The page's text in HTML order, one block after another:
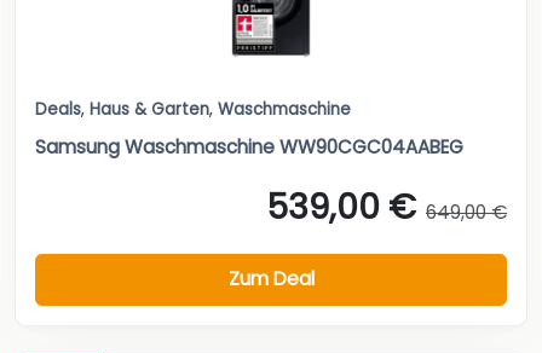
Deals, Haus & Garten, Waschmaschine
Samsung Waschmaschine WW90CGC04AABEG
539,00 € 649,00 €
Zum Deal